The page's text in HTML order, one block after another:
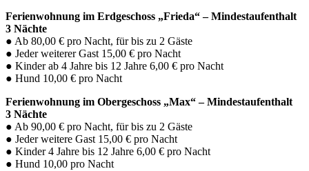
Feri­en­woh­nung im Erd­ge­schoss „Frie­da“ – Min­dest­auf­ent­halt
3 Näch­te
● Ab 80,00 € pro Nacht, für bis zu 2 Gäs­te
● Jeder wei­te­rer Gast 15,00 € pro Nacht
● Kin­der ab 4 Jah­re bis 12 Jah­re 6,00 € pro Nacht
● Hund 10,00 € pro Nacht
Feri­en­woh­nung im Ober­ge­schoss „Max“ – Min­dest­auf­ent­halt
3 Näch­te
● Ab 90,00 € pro Nacht, für bis zu 2 Gäs­te
● Jeder wei­te­re Gast 15,00 € pro Nacht
● Kin­der 4 Jah­re bis 12 Jah­re 6,00 € pro Nacht
● Hund 10,00 pro Nacht